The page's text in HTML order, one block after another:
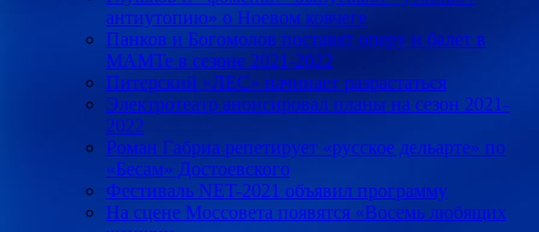
антиутопию» о Ноевом ковчеге
Панков и Богомолов поставят оперу и балет в
МАМТе в сезоне 2021-2022
Питерский «ЛЕС» начинает разрастаться
Электротеатр анонсировал планы на сезон 2021-
2022
Роман Габриа репетирует «русское дельарте» по
«Бесам» Достоевского
Фестиваль NET-2021 объявил программу
На сцене Моссовета появятся «Восемь любящих